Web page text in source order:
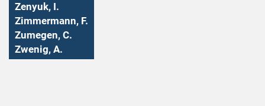
Zenyuk, I.
Zimmermann, F.
Zumegen, C.
Zwenig, A.